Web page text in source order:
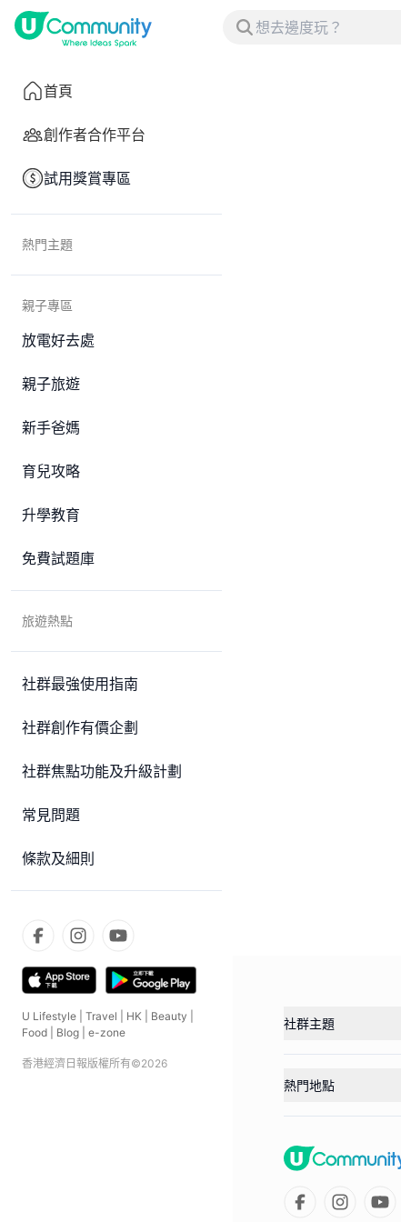
首頁
創作者合作平台
試用獎賞專區
熱門主題
親子專區
放電好去處
親子旅遊
新手爸媽
育兒攻略
升學教育
免費試題庫
旅遊熱點
社群最強使用指南
社群創作有價企劃
社群焦點功能及升級計劃
常見問題
條款及細則
U Lifestyle Travel HK Beauty
Food
Blog e-zone
香港經濟日報版權所有©2026
社群主題
熱門地點